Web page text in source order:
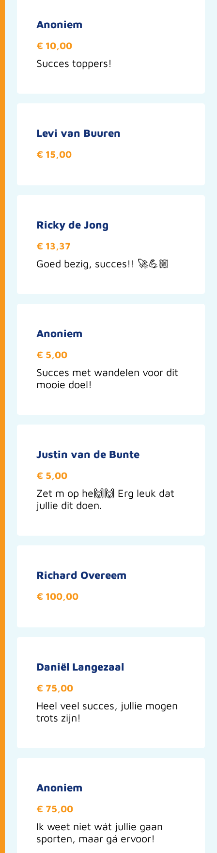
Anoniem
€ 10,00
Succes toppers!
Levi van Buuren
€ 15,00
Ricky de Jong
€ 13,37
Goed bezig, succes!! 🚀💪🏼
Anoniem
€ 5,00
Succes met wandelen voor dit
mooie doel!
Justin van de Bunte
€ 5,00
Zet m op he🙌🙌 Erg leuk dat
jullie dit doen.
Richard Overeem
€ 100,00
Daniël Langezaal
€ 75,00
Heel veel succes, jullie mogen
trots zijn!
Anoniem
€ 75,00
Ik weet niet wát jullie gaan
sporten, maar gá ervoor!